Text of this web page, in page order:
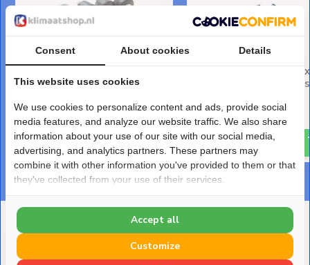
Trillingsdempers M8 Set van
4 stuks • Conisch
€ 25,-
Airco Buitenunit
Trillingsdemper Mat
2,2cm dik - Set van 6
Deliverytime
€ 21,-
Deze heb je eerder bekeken
Consent About cookies Details
This website uses cookies
We use cookies to personalize content and ads, provide social
media features, and analyze our website traffic. We also share
information about your use of our site with our social media,
advertising, and analytics partners. These partners may
combine it with other information you've provided to them or that
they've collected from your use of their services.
Customize
Accept all